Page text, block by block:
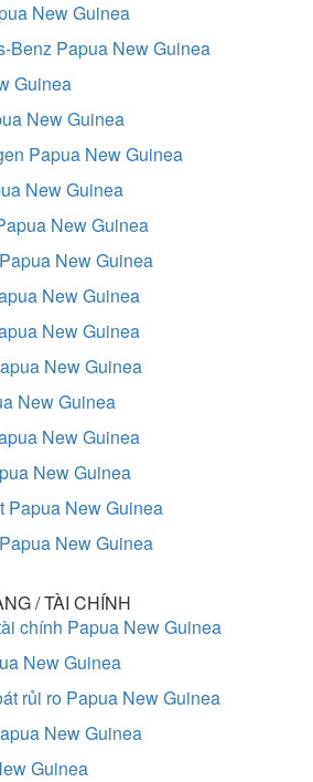
New Guinea
Benz Papua New Guinea
Guinea
New Guinea
Papua New Guinea
New Guinea
New Guinea
New Guinea
New Guinea
New Guinea
New Guinea
New Guinea
New Guinea
New Guinea
Papua New Guinea
New Guinea
/ TÀI CHÍNH
chính Papua New Guinea
New Guinea
rủi ro Papua New Guinea
New Guinea
Guinea